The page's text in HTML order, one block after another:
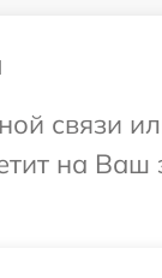
связи
на Ваш